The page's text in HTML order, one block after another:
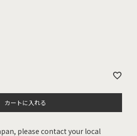
カートに入れる
please contact your local